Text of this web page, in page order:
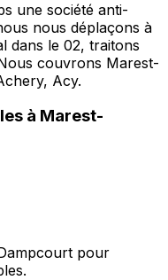
une société anti-
nous déplaçons à
dans le 02, traitons
couvrons Marest-
Acy.
à Marest-
pour